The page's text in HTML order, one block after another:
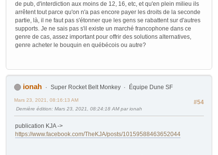
de pub, d'interdiction aux moins de 12, 16, etc, et qu'en plein milieu ils
arrêtent tout parce qu'on n'a pas encore payer les droits de la seconde
partie, là, il ne faut pas s'étonner que les gens se rabattent sur d'autres
supports. Je ne sais pas s'il existe un marché francophone dans ce
genre de cas, assez important pour offrir des solutions alternatives,
genre acheter le bouquin en québécois ou autre?
ionah Super Rocket Belt Monkey Équipe Dune SF
#54
Mars 23, 2021, 08:16:13 AM
Dernière édition: Mars 23, 2021, 08:24:18 AM par ionah
publication KJA ->
https://www.facebook.com/TheKJA/posts/10159588463652044